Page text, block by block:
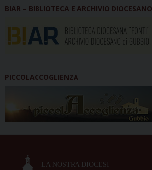
BIAR – BIBLIOTECA E ARCHIVIO DIOCESANO
PICCOLACCOGLIENZA
LA NOSTRA DIOCESI